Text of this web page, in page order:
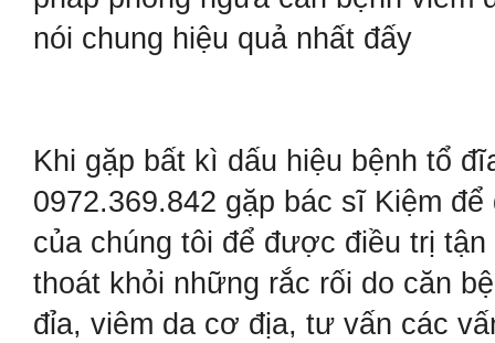
nói chung hiệu quả nhất đấy
Khi gặp bất kì dấu hiệu bệnh tổ
0972.369.842 gặp bác sĩ Kiệm
của chúng tôi để được điều trị
thoát khỏi những rắc rối do căn
đỉa, viêm da cơ địa, tư vấn các